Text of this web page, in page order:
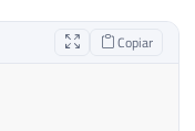
Copiar